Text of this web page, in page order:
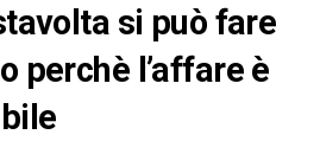
si può fare
perchè l’affare è